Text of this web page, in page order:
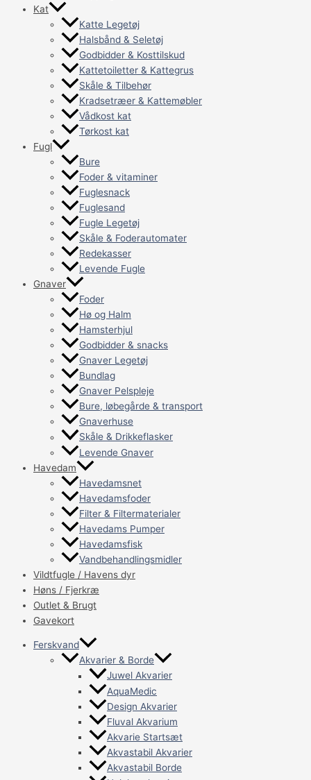
Kat
Katte Legetøj
Halsbånd & Seletøj
Godbidder & Kosttilskud
Kattetoiletter & Kattegrus
Skåle & Tilbehør
Kradsetræer & Kattemøbler
Vådkost kat
Tørkost kat
Fugl
Bure
Foder & vitaminer
Fuglesnack
Fuglesand
Fugle Legetøj
Skåle & Foderautomater
Redekasser
Levende Fugle
Gnaver
Foder
Hø og Halm
Hamsterhjul
Godbidder & snacks
Gnaver Legetøj
Bundlag
Gnaver Pelspleje
Bure, løbegårde & transport
Gnaverhuse
Skåle & Drikkeflasker
Levende Gnaver
Havedam
Havedamsnet
Havedamsfoder
Filter & Filtermaterialer
Havedams Pumper
Havedamsfisk
Vandbehandlingsmidler
Vildtfugle / Havens dyr
Høns / Fjerkræ
Outlet & Brugt
Gavekort
Ferskvand
Akvarier & Borde
Juwel Akvarier
AquaMedic
Design Akvarier
Fluval Akvarium
Akvarie Startsæt
Akvastabil Akvarier
Akvastabil Borde